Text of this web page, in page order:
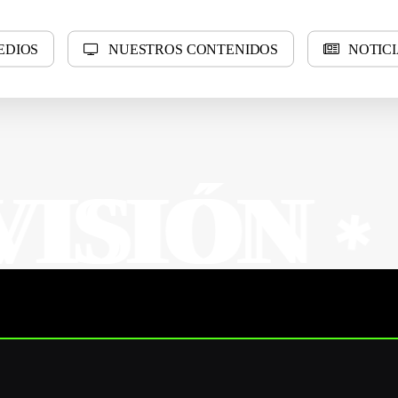
DIOS NUESTROS CONTENIDOS NOTICI